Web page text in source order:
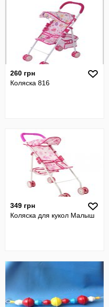
260 грн
Коляска 816
349 грн
Коляска для кукол Малыш